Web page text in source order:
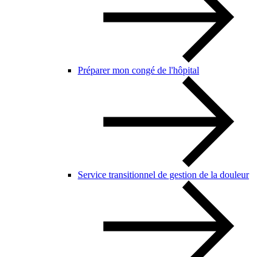
Préparer mon congé de l'hôpital
Service transitionnel de gestion de la douleur